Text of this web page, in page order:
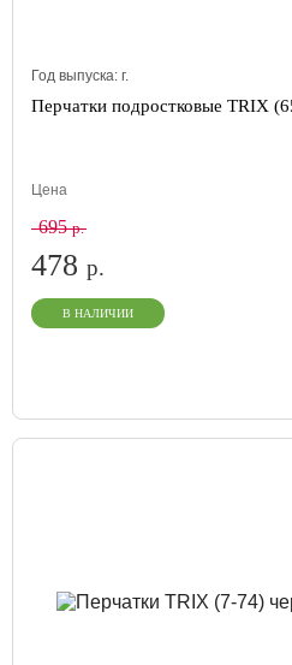
Год выпуска: г.
Перчатки подростковые TRIX
Цена
695р.
478 р.
В НАЛИЧИИ